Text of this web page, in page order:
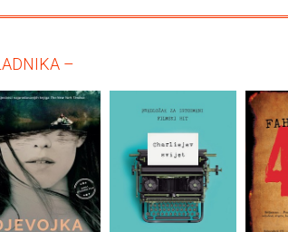
–